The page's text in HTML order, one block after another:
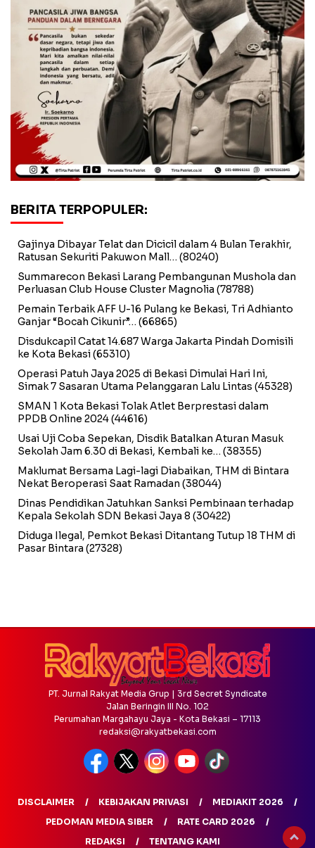
BERITA TERPOPULER:
Gajinya Dibayar Telat dan Dicicil dalam 4 Bulan Terakhir,
Ratusan Sekuriti Pakuwon Mall… (80240)
Summarecon Bekasi Larang Pembangunan Mushola dan
Perluasan Club House Cluster Magnolia (78788)
Pemain Terbaik AFF U-16 Pulang ke Bekasi, Tri Adhianto
Ganjar “Bocah Cikunir”… (66865)
Disdukcapil Catat 14.687 Warga Jakarta Pindah Domisili
ke Kota Bekasi(65310)
Operasi Patuh Jaya 2025 di Bekasi Dimulai Hari Ini,
Simak 7 Sasaran Utama Pelanggaran Lalu Lintas (45328)
SMAN 1 Kota Bekasi Tolak Atlet Berprestasi dalam
PPDB Online 2024(44616)
Usai Uji Coba Sepekan, Disdik Batalkan Aturan Masuk
Sekolah Jam 6.30 di Bekasi, Kembali ke… (38355)
Maklumat Bersama Lagi-lagi Diabaikan, THM di Bintara
Nekat Beroperasi Saat Ramadan (38044)
Dinas Pendidikan Jatuhkan Sanksi Pembinaan terhadap
Kepala Sekolah SDN Bekasi Jaya 8 (30422)
Diduga Ilegal, Pemkot Bekasi Ditantang Tutup 18 THM di
Pasar Bintara (27328)
PT. Jurnal Rakyat Media Grup | 3rd Secret Syndicate
Jalan Beringin III No. 102
Perumahan Margahayu Jaya - Kota Bekasi – 17113
redaksi@rakyatbekasi.com
DISCLAIMER KEBIJAKAN PRIVASI
MEDIAKIT 2026
PEDOMAN MEDIA SIBER
RATE CARD 2026
REDAKSI
TENTANG KAMI